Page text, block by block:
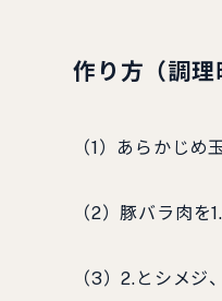
作り方（調理
（1）あらかじ
（2）豚バラ肉を
（3）2.とシメ